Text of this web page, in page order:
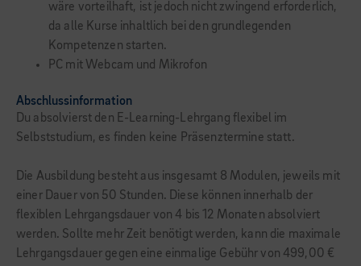
wäre vorteilhaft, ist jedoch nicht zwingend erforderlich,
da alle Kurse inhaltlich bei den grundlegenden
Kompetenzen starten.
PC mit Webcam und Mikrofon
Abschlussinformation
Du absolvierst den E-Learning-Lehrgang flexibel im
Selbststudium, es finden keine Präsenztermine statt.
Die Ausbildung besteht aus insgesamt 8 Modulen, jeweils mit
einer Dauer von 50 Stunden. Diese können innerhalb der
flexiblen Lehrgangsdauer von 4 bis 12 Monaten absolviert
werden. Sollte mehr Zeit benötigt werden, kann die maximale
Lehrgangsdauer gegen eine einmalige Gebühr von 499,00 €